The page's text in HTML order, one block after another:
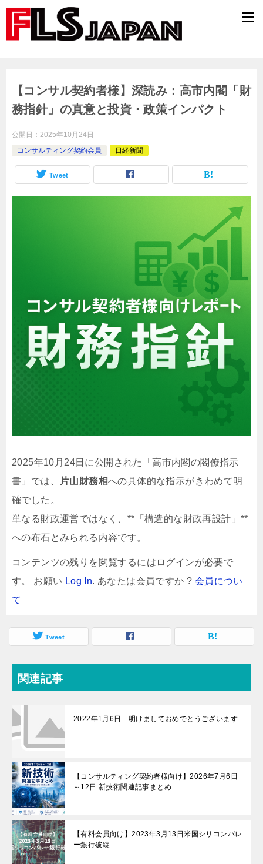
【コンサル契約者様】深読み：高市内閣「財
務指針」の真意と投資・政策インパクト
公開日： 2025年10月24日
コンサルティング契約会員
日経新聞
Tweet
2025年10月24日に公開された「高市内閣の閣僚指示
書」では、
片山財務相への具体的な指示がきわめて明
確でした。
単なる財政運営ではなく、**「構造的な財政再設計」**
への布石とみられる内容です。
コンテンツの残りを閲覧するにはログインが必要で
す。 お願い Log In. あなたは会員ですか ? 会員につい
て
Tweet
関連記事
2022年1月6日 明けましておめでとうございます
【コンサルティング契約者様向け】2026年7月6日
～12日 新技術関連記事まとめ
【有料会員向け】2023年3月13日米国シリコンバレ
ー銀行破綻